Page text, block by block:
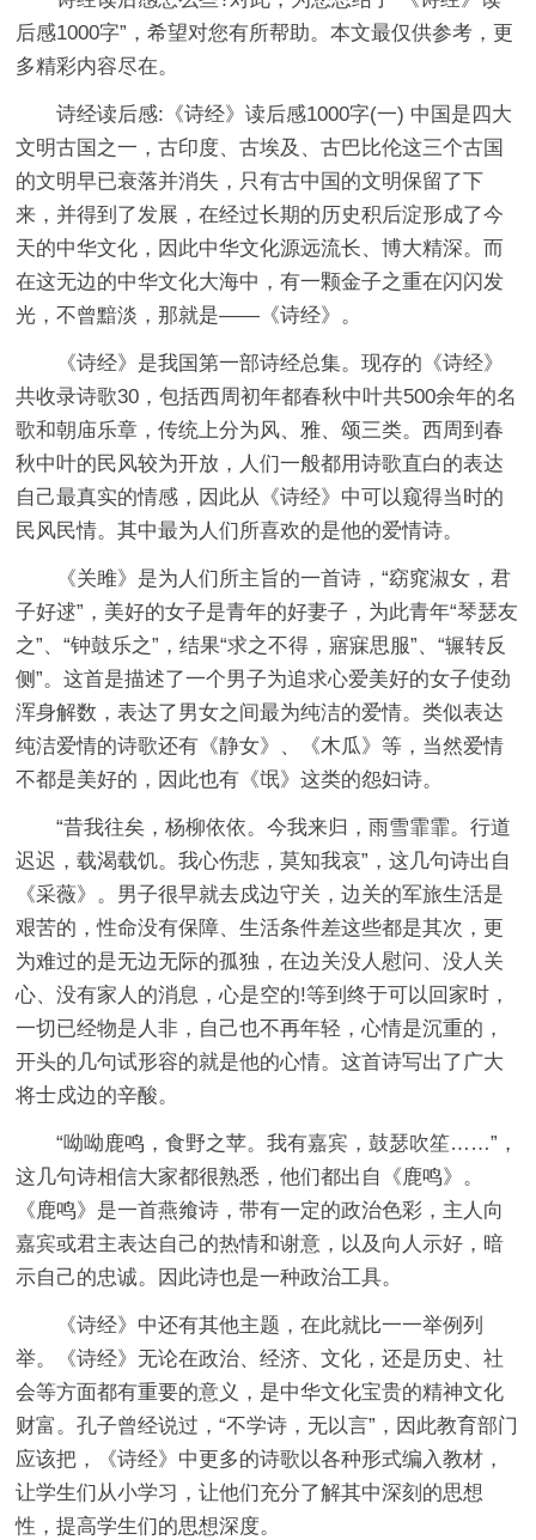
后感1000字”，希望对您有所帮助。本文最仅供参考，更
多精彩内容尽在。
诗经读后感:《诗经》读后感1000字(一) 中国是四大
文明古国之一，古印度、古埃及、古巴比伦这三个古国
的文明早已衰落并消失，只有古中国的文明保留了下
来，并得到了发展，在经过长期的历史积后淀形成了今
天的中华文化，因此中华文化源远流长、博大精深。而
在这无边的中华文化大海中，有一颗金子之重在闪闪发
光，不曾黯淡，那就是——《诗经》。
《诗经》是我国第一部诗经总集。现存的《诗经》
共收录诗歌30，包括西周初年都春秋中叶共500余年的名
歌和朝庙乐章，传统上分为风、雅、颂三类。西周到春
秋中叶的民风较为开放，人们一般都用诗歌直白的表达
自己最真实的情感，因此从《诗经》中可以窥得当时的
民风民情。其中最为人们所喜欢的是他的爱情诗。
《关雎》是为人们所主旨的一首诗，“窈窕淑女，君
子好逑”，美好的女子是青年的好妻子，为此青年“琴瑟友
之”、“钟鼓乐之”，结果“求之不得，寤寐思服”、“辗转反
侧”。这首是描述了一个男子为追求心爱美好的女子使劲
浑身解数，表达了男女之间最为纯洁的爱情。类似表达
纯洁爱情的诗歌还有《静女》、《木瓜》等，当然爱情
不都是美好的，因此也有《氓》这类的怨妇诗。
“昔我往矣，杨柳依依。今我来归，雨雪霏霏。行道
迟迟，载渴载饥。我心伤悲，莫知我哀”，这几句诗出自
《采薇》。男子很早就去戍边守关，边关的军旅生活是
艰苦的，性命没有保障、生活条件差这些都是其次，更
为难过的是无边无际的孤独，在边关没人慰问、没人关
心、没有家人的消息，心是空的!等到终于可以回家时，
一切已经物是人非，自己也不再年轻，心情是沉重的，
开头的几句试形容的就是他的心情。这首诗写出了广大
将士戍边的辛酸。
“呦呦鹿鸣，食野之苹。我有嘉宾，鼓瑟吹笙……”，
这几句诗相信大家都很熟悉，他们都出自《鹿鸣》。
《鹿鸣》是一首燕飨诗，带有一定的政治色彩，主人向
嘉宾或君主表达自己的热情和谢意，以及向人示好，暗
示自己的忠诚。因此诗也是一种政治工具。
《诗经》中还有其他主题，在此就比一一举例列
举。《诗经》无论在政治、经济、文化，还是历史、社
会等方面都有重要的意义，是中华文化宝贵的精神文化
财富。孔子曾经说过，“不学诗，无以言”，因此教育部门
应该把，《诗经》中更多的诗歌以各种形式编入教材，
让学生们从小学习，让他们充分了解其中深刻的思想
性，提高学生们的思想深度。